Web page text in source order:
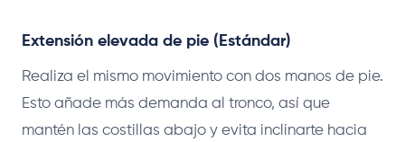
Extensión elevada de pie (Estándar)
Realiza el mismo movimiento con dos manos de pie.
Esto añade más demanda al tronco, así que
mantén las costillas abajo y evita inclinarte hacia